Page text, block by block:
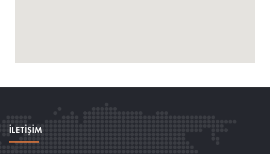
İLETİŞİM